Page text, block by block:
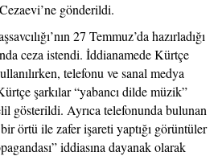
gönderildi.
27 Temmuz’da hazırladığı
ceza istendi. İddianamede Kürtçe
telefonu ve sanal medya
şarkılar “yabancı dilde müzik”
gösterildi. Ayrıca telefonunda bulunan
örtü ile zafer işareti yaptığı görüntüler
iddiasına dayanak olarak